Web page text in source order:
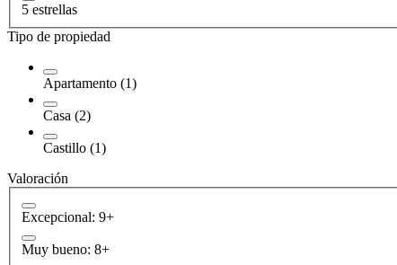
5 estrellas
Tipo de propiedad
Apartamento (1)
Casa (2)
Castillo (1)
Valoración
Excepcional: 9+
Muy bueno: 8+